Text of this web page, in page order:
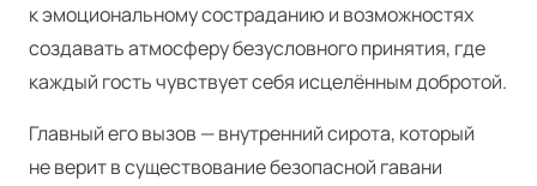
к эмоциональному состраданию и возможностях
создавать атмосферу безусловного принятия, где
каждый гость чувствует себя исцелённым добротой.
Главный его вызов — внутренний сирота, который
не верит в существование безопасной гавани